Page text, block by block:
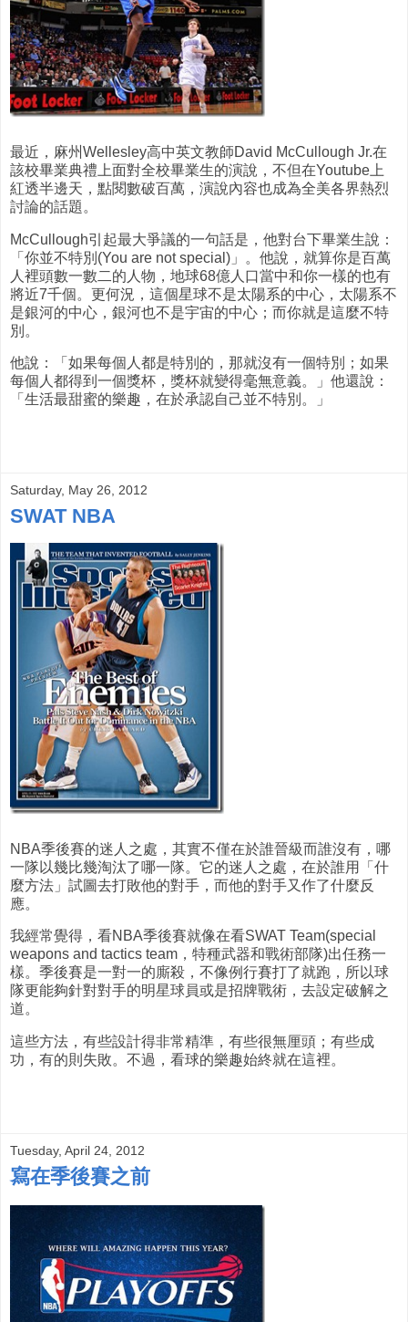
最近，麻州Wellesley高中英文教師David McCullough Jr.在
該校畢業典禮上面對全校畢業生的演說，不但在Youtube上
紅透半邊天，點閱數破百萬，演說內容也成為全美各界熱烈
討論的話題。
McCullough引起最大爭議的一句話是，他對台下畢業生說：
「你並不特別(You are not special)」。他說，就算你是百萬
人裡頭數一數二的人物，地球68億人口當中和你一樣的也有
將近7千個。更何況，這個星球不是太陽系的中心，太陽系不
是銀河的中心，銀河也不是宇宙的中心；而你就是這麼不特
別。
他說：「如果每個人都是特別的，那就沒有一個特別；如果
每個人都得到一個獎杯，獎杯就變得毫無意義。」他還說：
「生活最甜蜜的樂趣，在於承認自己並不特別。」
Saturday, May 26, 2012
SWAT NBA
NBA季後賽的迷人之處，其實不僅在於誰晉級而誰沒有，哪
一隊以幾比幾淘汰了哪一隊。它的迷人之處，在於誰用「什
麼方法」試圖去打敗他的對手，而他的對手又作了什麼反
應。
我經常覺得，看NBA季後賽就像在看SWAT Team(special
weapons and tactics team，特種武器和戰術部隊)出任務一
樣。季後賽是一對一的廝殺，不像例行賽打了就跑，所以球
隊更能夠針對對手的明星球員或是招牌戰術，去設定破解之
道。
這些方法，有些設計得非常精準，有些很無厘頭；有些成
功，有的則失敗。不過，看球的樂趣始終就在這裡。
Tuesday, April 24, 2012
寫在季後賽之前